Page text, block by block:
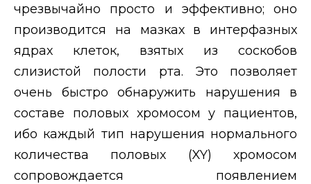
чрезвычайно просто и эффективно; оно
производится на мазках в интерфазных
ядрах клеток, взятых из соскобов
слизистой полости рта. Это позволяет
очень быстро обнаружить нарушения в
составе половых хромосом у пациентов,
ибо каждый тип нарушения нормального
количества половых (XY) хромосом
сопровождается появлением